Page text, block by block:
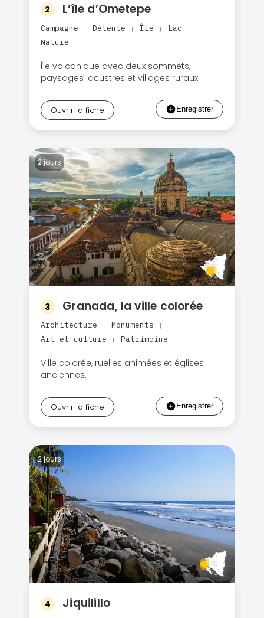
2 L’île d’Ometepe
Campagne | Détente | Île | Lac |
Nature
Île volcanique avec deux sommets,
paysages lacustres et villages ruraux.
Ouvrir la fiche
2 jours
3 Granada, la ville colorée
Architecture | Monuments |
Art et culture | Patrimoine
Ville colorée, ruelles animées et églises
anciennes.
Ouvrir la fiche
2 jours
4 Jiquilillo